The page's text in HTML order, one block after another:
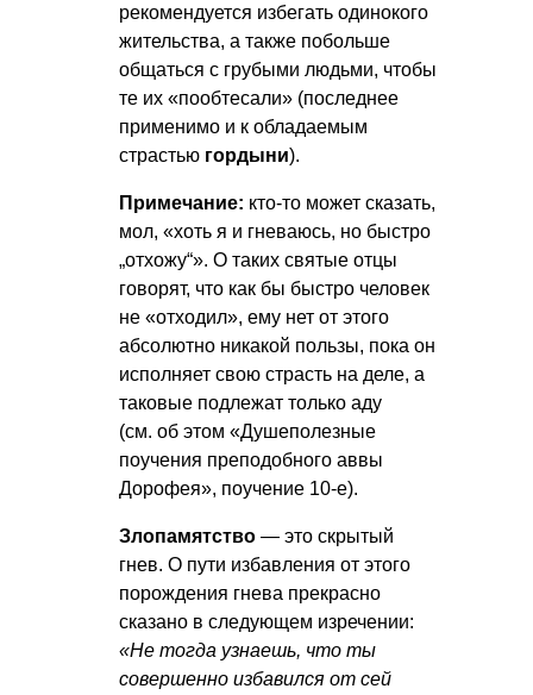
рекомендуется избегать одинокого
жительства, а также побольше
общаться с грубыми людьми, чтобы
те их «пообтесали» (последнее
применимо и к обладаемым
страстью гордыни).
Примечание: кто-то может сказать,
мол, «хоть я и гневаюсь, но быстро
„отхожу“». О таких святые отцы
говорят, что как бы быстро человек
не «отходил», ему нет от этого
абсолютно никакой пользы, пока он
исполняет свою страсть на деле, а
таковые подлежат только аду
(см. об этом «Душеполезные
поучения преподобного аввы
Дорофея», поучение 10-е).
Злопамятство — это скрытый
гнев. О пути избавления от этого
порождения гнева прекрасно
сказано в следующем изречении:
«Не тогда узнаешь, что ты
совершенно избавился от сей